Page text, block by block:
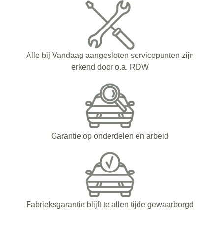
Alle bij Vandaag aangesloten servicepunten zijn
erkend door o.a. RDW
Garantie op onderdelen en arbeid
Fabrieksgarantie blijft te allen tijde gewaarborgd